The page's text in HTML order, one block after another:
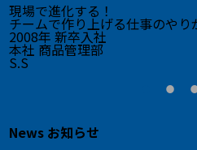
現場で進化する！
チームで作り上げる仕事のやり
2008年 新卒入社
本社 商品管理部
S.S
News お知らせ